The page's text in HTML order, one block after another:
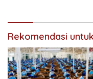
Rekomendasi